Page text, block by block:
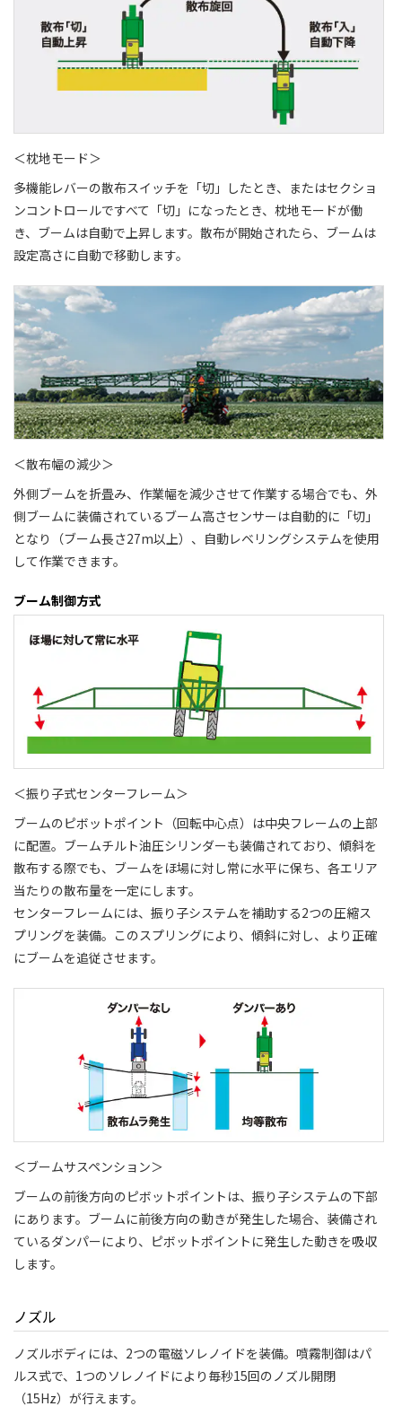
＜枕地モード＞
多機能レバーの散布スイッチを「切」したとき、またはセクショ
ンコントロールですべて「切」になったとき、枕地モードが働
き、ブームは自動で上昇します。散布が開始されたら、ブームは
設定高さに自動で移動します。
＜散布幅の減少＞
外側ブームを折畳み、作業幅を減少させて作業する場合でも、外
側ブームに装備されているブーム高さセンサーは自動的に「切」
となり（ブーム長さ27m以上）、自動レベリングシステムを使用
して作業できます。
ブーム制御方式
＜振り子式センターフレーム＞
ブームのピボットポイント（回転中心点）は中央フレームの上部
に配置。ブームチルト油圧シリンダーも装備されており、傾斜を
散布する際でも、ブームをほ場に対し常に水平に保ち、各エリア
当たりの散布量を一定にします。
センターフレームには、振り子システムを補助する2つの圧縮ス
プリングを装備。このスプリングにより、傾斜に対し、より正確
にブームを追従させます。
＜ブームサスペンション＞
ブームの前後方向のピボットポイントは、振り子システムの下部
にあります。ブームに前後方向の動きが発生した場合、装備され
ているダンパーにより、ピボットポイントに発生した動きを吸収
します。
ノズル
ノズルボディには、2つの電磁ソレノイドを装備。噴霧制御はパ
ルス式で、1つのソレノイドにより毎秒15回のノズル開閉
（15Hz）が行えます。